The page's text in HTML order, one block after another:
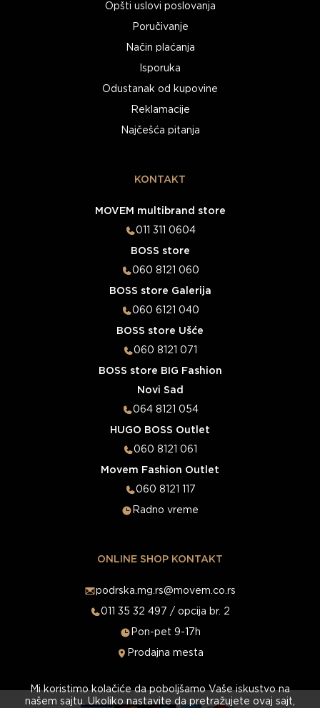
Mi koristimo kolačiće da poboljšamo Vaše iskustvo na
našem sajtu. Ukoliko nastavite da pretražujete ovaj sajt,
Opšti uslovi poslovanja
Poručivanje
Način plaćanja
Isporuka
Odustanak od kupovine
Reklamacije
Najčešća pitanja
KONTAKT
MOVEM multibrand store
011 311 0604
BOSS store
060 8121 060
BOSS store Galerija
060 6121 040
BOSS store Ušće
060 8121 071
BOSS store BIG Fashion
Novi Sad
064 8121 054
HUGO BOSS Outlet
060 8121 061
Movem Fashion Outlet
060 8121 117
Radno vreme
ONLINE SHOP KONTAKT
podrska.mg.rs@movem.co.rs
011 35 32 497 / opcija br. 2
Pon-pet 9-17h
Prodajna mesta